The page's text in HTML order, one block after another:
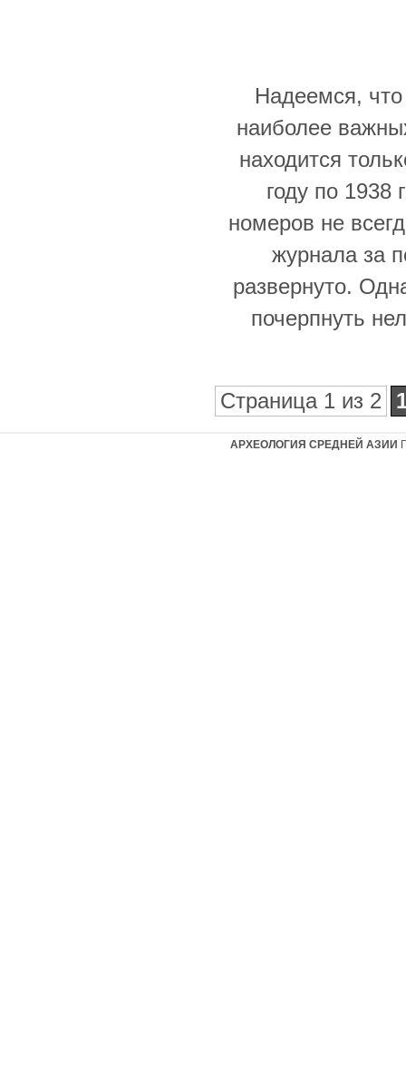
Надеемся,
наиболее
находится
году по 1938
номеров не
журнала за
развернуто.
почерпнуть
Страница 1 из 2
АРХЕОЛОГИЯ СРЕДНЕЙ АЗИИ